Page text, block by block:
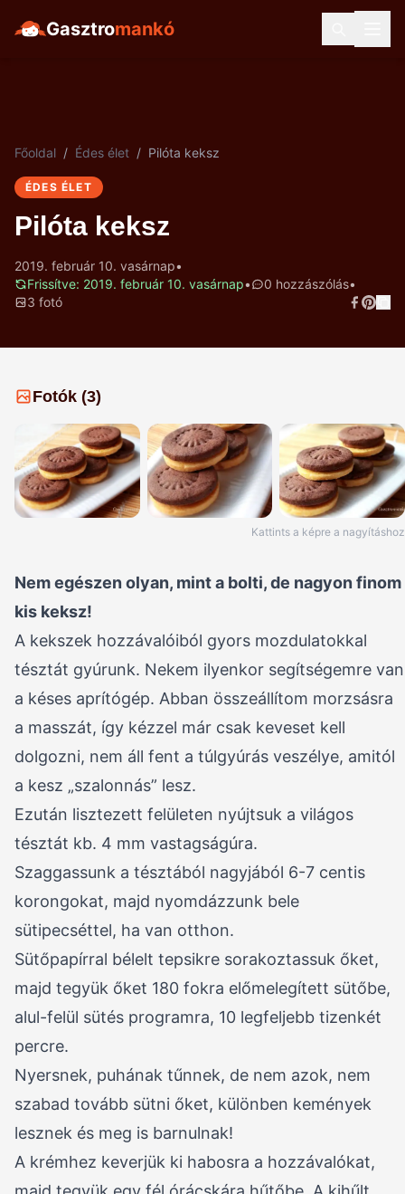
Gasztromankó
Főoldal / Édes élet / Pilóta keksz
ÉDES ÉLET
Pilóta keksz
2019. február 10. vasárnap•
Frissítve: 2019. február 10. vasárnap• 0 hozzászólás•
3 fotó
Fotók (3)
Kattints a képre a nagyításhoz
Nem egészen olyan, mint a bolti, de nagyon finom
kis keksz!
A kekszek hozzávalóiból gyors mozdulatokkal
tésztát gyúrunk. Nekem ilyenkor segítségemre van
a késes aprítógép. Abban összeállítom morzsásra
a masszát, így kézzel már csak keveset kell
dolgozni, nem áll fent a túlgyúrás veszélye, amitól
a kesz „szalonnás” lesz.
Ezután lisztezett felületen nyújtsuk a világos
tésztát kb. 4 mm vastagságúra.
Szaggassunk a tésztából nagyjából 6-7 centis
korongokat, majd nyomdázzunk bele
sütipecséttel, ha van otthon.
Sütőpapírral bélelt tepsikre sorakoztassuk őket,
majd tegyük őket 180 fokra előmelegített sütőbe,
alul-felül sütés programra, 10 legfeljebb tizenkét
percre.
Nyersnek, puhának tűnnek, de nem azok, nem
szabad tovább sütni őket, különben kemények
lesznek és meg is barnulnak!
A krémhez keverjük ki habosra a hozzávalókat,